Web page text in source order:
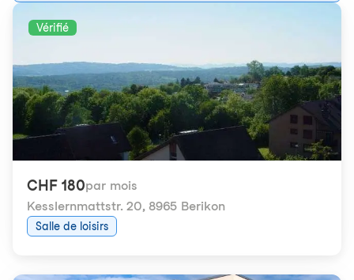
Vérifié
CHF 180par mois
Kesslernmattstr. 20, 8965 Berikon
Salle de loisirs